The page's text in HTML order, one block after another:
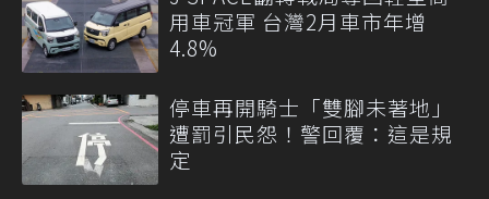
用車冠軍 台灣2月車市年增
4.8%
停車再開騎士「雙腳未著地」
遭罰引民怨！警回覆：這是規
定